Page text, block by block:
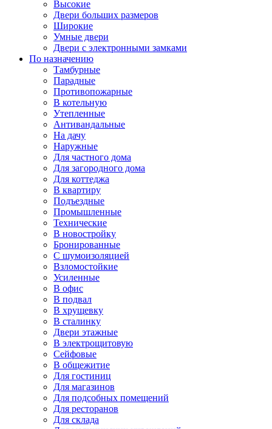
Высокие
Двери больших размеров
Широкие
Умные двери
Двери с электронными замками
По назначению
Тамбурные
Парадные
Противопожарные
В котельную
Утепленные
Антивандальные
На дачу
Наружные
Для частного дома
Для загородного дома
Для коттеджа
В квартиру
Подъездные
Промышленные
Технические
В новостройку
Бронированные
С шумоизоляцией
Взломостойкие
Усиленные
В офис
В подвал
В хрущевку
В сталинку
Двери этажные
В электрощитовую
Сейфовые
В общежитие
Для гостиниц
Для магазинов
Для подсобных помещений
Для ресторанов
Для склада